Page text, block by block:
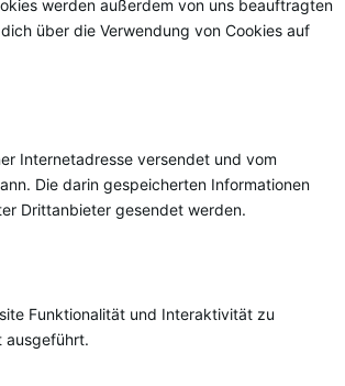
werden außerdem von uns beauftragten
über die Verwendung von Cookies auf
Internetadresse versendet und vom
Die darin gespeicherten Informationen
Drittanbieter gesendet werden.
Funktionalität und Interaktivität zu
ausgeführt.